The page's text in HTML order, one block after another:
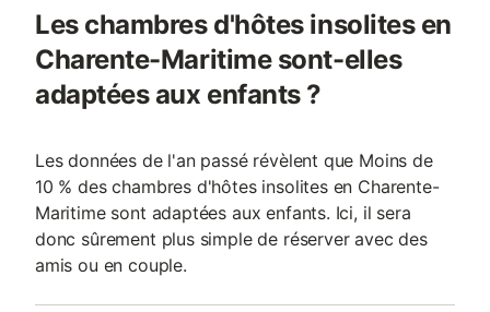
Les chambres d'hôtes insolites en
Charente-Maritime sont-elles
adaptées aux enfants ?
Les données de l'an passé révèlent que Moins de
10 % des chambres d'hôtes insolites en Charente-
Maritime sont adaptées aux enfants. Ici, il sera
donc sûrement plus simple de réserver avec des
amis ou en couple.